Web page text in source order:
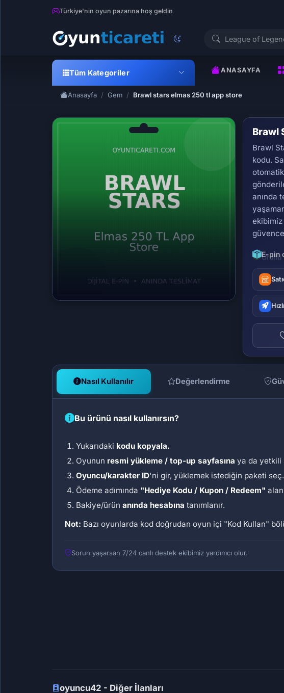
Türkiye'nin oyun pazarına hoş geldin
Tüm Kategoriler ANASAYFA
Anasayfa Gem Brawl stars elmas 250 tl app store
Brawl
Brawl
kodu.
anında
ekibimiz
E-pin
Nasıl Kullanılır Değerlendirme
Bu ürünü nasıl kullanırsın?
Yukarıdaki kodu kopyala.
Oyunun resmi yükleme / top-up sayfasına ya da yetkili
Oyuncu/karakter ID'ni gir, yüklemek istediğin paketi seç.
Ödeme adımında "Hediye Kodu / Kupon / Redeem"
Bakiye/ürünanında hesabına tanımlanır.
Not: Bazı oyunlarda kod doğrudan oyun içi "Kod Kullan"
Sorun yaşarsan 7/24 canlı destek ekibimiz yardımcı olur.
oyuncu42 - Diğer İlanları